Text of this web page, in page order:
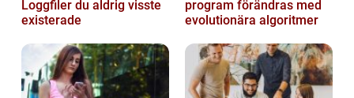
Loggfiler du aldrig visste
existerade
program förändras med
evolutionära algoritmer